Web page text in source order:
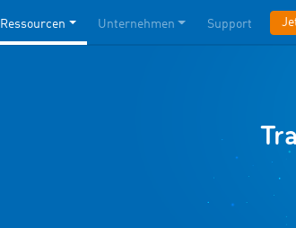
Ressourcen Unternehmen Support